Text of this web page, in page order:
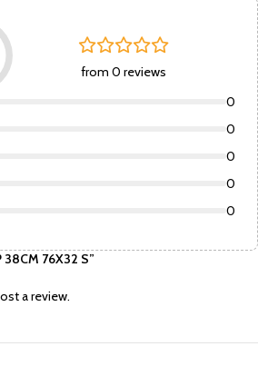
from 0 reviews
0
0
0
0
0
76X32 S”
a review.